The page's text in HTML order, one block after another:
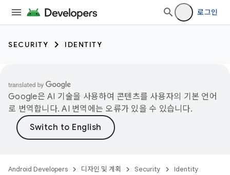
로그인
SECURITY IDENTITY
Google은 AI 기술을 사용하여 콘텐츠를 사용자의 기본 언어
로 번역합니다. AI 번역에는 오류가 있을 수 있습니다.
Android Developers 디자인 및 계획 Security
Identity